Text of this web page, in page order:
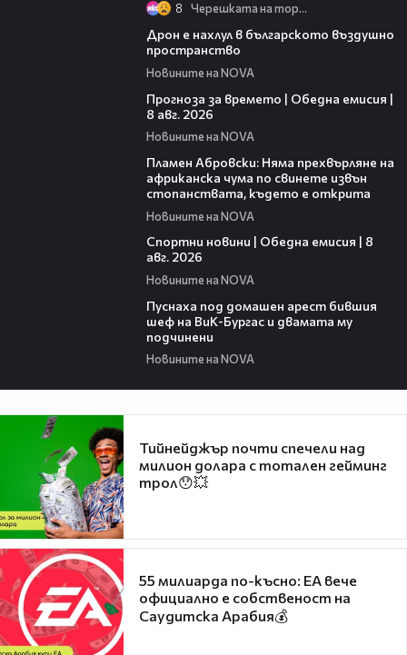
8 Черешката на тортата
Дрон е нахлул в българското въздушно
пространство
Новините на NOVA
Прогноза за времето | Обедна емисия |
8 авг. 2026
Новините на NOVA
Пламен Абровски: Няма прехвърляне на
африканска чума по свинете извън
стопанствата, където е открита
Новините на NOVA
Спортни новини | Обедна емисия | 8
aвг. 2026
Новините на NOVA
Пуснаха под домашен арест бившия
шеф на ВиК-Бургас и двамата му
подчинени
Новините на NOVA
Тийнейджър почти спечели над
милион долара с тотален гейминг
трол😯💥
55 милиарда по-късно: EA вече
официално е собственост на
Саудитска Арабия💰